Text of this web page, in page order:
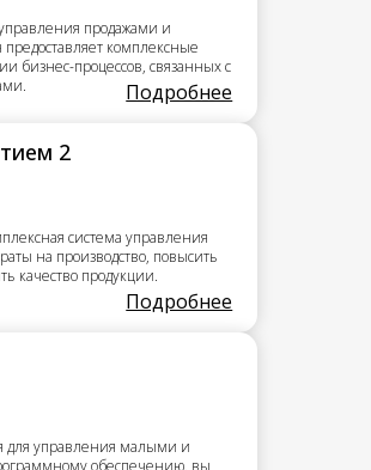
продажами и
комплексные
бизнес-процессов, связанных с
Подробнее
2
система управления
на производство, повысить
качество продукции.
Подробнее
для управления малыми и
обеспечению, вы